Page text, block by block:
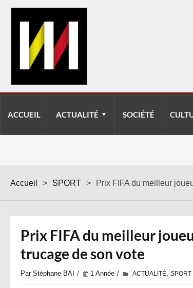
ACCUEIL ACTUALITÉ SOCIÉTÉ
Accueil > SPORT > Prix FIFA du meilleur
Prix FIFA du meilleur
trucage de son vote
Par Stéphane BAI 1 Année ACTUALITÉ, SPORT